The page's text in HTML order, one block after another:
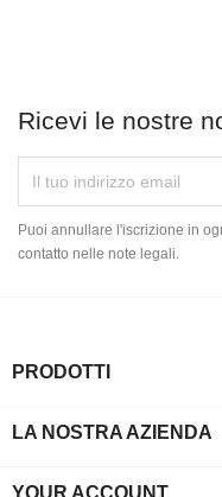
Ricevi le nostre
Puoi annullare l'iscrizione in
contatto nelle note legali.
PRODOTTI
LA NOSTRA AZIENDA
YOUR ACCOUNT